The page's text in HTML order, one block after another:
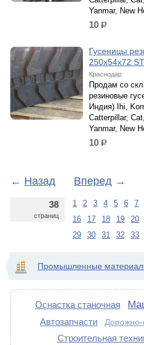
Yanmar, New
10 р.
Гусеницы
250х54х72 ST
Краснодар
Продам со
резиновые
Индия) Ihi,
Catterpillar,
Yanmar, New
10 р.
← Назад Вперед →
38
страниц
1 2 3 4 5 6 7
16
17 18 19 20
29
30 31 32 33
Промышленные
Оснастка станочная
Автозапчасти Дорожно-
Строительная